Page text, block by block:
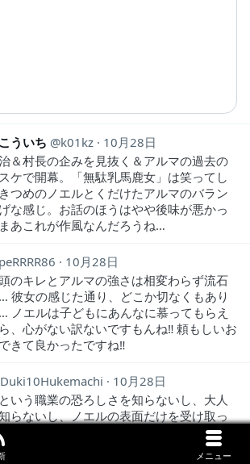
メニュー
ういち k01kz
10月28日
＆村長の企みを見抜く＆アルマの過去の
ケで開幕。「無駄乳馬鹿女」は笑ってし
つめのノエルとくだけたアルマのバラン
な感じ。お話のほうはやや後味が悪かっ
あこれが作風なんだろうね…
10月28日
のキレとアルマの強さは相変わらず流石
彼女の感じた通り、どこか切なくもあり
ノエルは子どもにあんなに慕ってもらえ
、心がない訳ないですもんね‼︎ 頼もしいお
きて良かったですね‼︎
Duki10Hukemachi
10月28日
いう職業の恐ろしさを知らないし、大人
らないし、ノエルの表面だけを受け取っ
ていたピュアさがあのセリフに全て詰まっ